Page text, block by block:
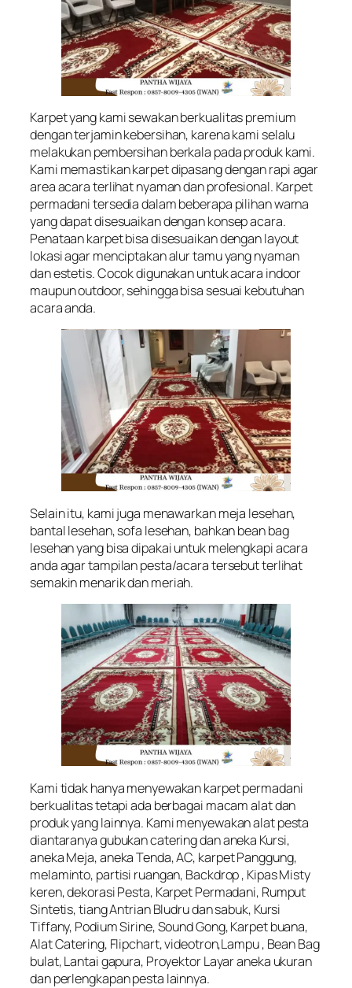
Karpet yang kami sewakan berkualitas premium
dengan terjamin kebersihan, karena kami selalu
melakukan pembersihan berkala pada produk kami.
Kami memastikan karpet dipasang dengan rapi agar
area acara terlihat nyaman dan profesional. Karpet
permadani tersedia dalam beberapa pilihan warna
yang dapat disesuaikan dengan konsep acara.
Penataan karpet bisa disesuaikan dengan layout
lokasi agar menciptakan alur tamu yang nyaman
dan estetis. Cocok digunakan untuk acara indoor
maupun outdoor, sehingga bisa sesuai kebutuhan
acara anda.
Selain itu, kami juga menawarkan meja lesehan,
bantal lesehan, sofa lesehan, bahkan bean bag
lesehan yang bisa dipakai untuk melengkapi acara
anda agar tampilan pesta/acara tersebut terlihat
semakin menarik dan meriah.
Kami tidak hanya menyewakan karpet permadani
berkualitas tetapi ada berbagai macam alat dan
produk yang lainnya. Kami menyewakan alat pesta
diantaranya gubukan catering dan aneka Kursi,
aneka Meja, aneka Tenda, AC, karpet Panggung,
melaminto, partisi ruangan, Backdrop , Kipas Misty
keren, dekorasi Pesta, Karpet Permadani, Rumput
Sintetis, tiang Antrian Bludru dan sabuk, Kursi
Tiffany, Podium Sirine, Sound Gong, Karpet buana,
Alat Catering, Flipchart, videotron,Lampu , Bean Bag
bulat, Lantai gapura, Proyektor Layar aneka ukuran
dan perlengkapan pesta lainnya.